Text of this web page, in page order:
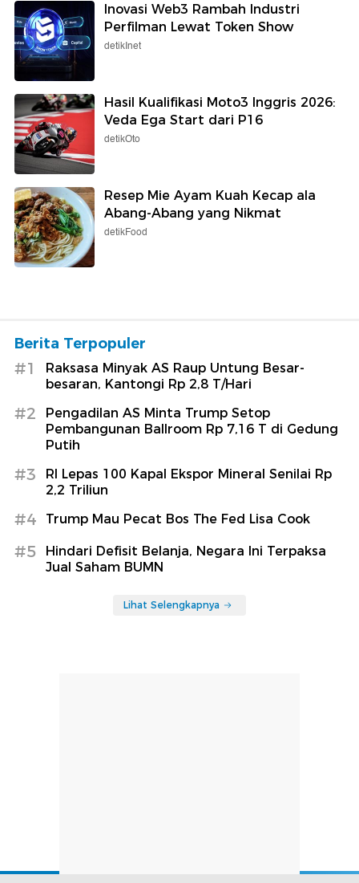
Inovasi Web3 Rambah Industri
Perfilman Lewat Token Show
detikInet
Hasil Kualifikasi Moto3 Inggris 2026:
Veda Ega Start dari P16
detikOto
Resep Mie Ayam Kuah Kecap ala
Abang-Abang yang Nikmat
detikFood
Berita Terpopuler
#1
Raksasa Minyak AS Raup Untung Besar-
besaran, Kantongi Rp 2,8 T/Hari
#2
Pengadilan AS Minta Trump Setop
Pembangunan Ballroom Rp 7,16 T di Gedung
Putih
#3
RI Lepas 100 Kapal Ekspor Mineral Senilai Rp
2,2 Triliun
#4 Trump Mau Pecat Bos The Fed Lisa Cook
#5
Hindari Defisit Belanja, Negara Ini Terpaksa
Jual Saham BUMN
Lihat Selengkapnya